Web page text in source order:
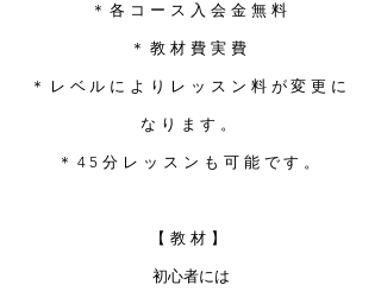
＊各コース入会金無料
＊教材費実費
＊レベルによりレッスン料が変更に
なります。
​＊45分レッスンも可能です。
【教材】
​初心者には